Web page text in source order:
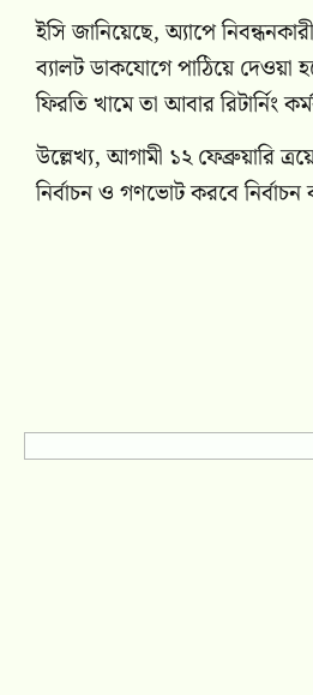
ইসি জানিয়েছে, অ্যাপে
ব্যালট ডাকযোগে পাঠিয়ে দেওয়া
ফিরতি খামে তা আবার রিটার্নিং
উল্লেখ্য, আগামী ১২ ফেব্রুয়ারি
নির্বাচন ও গণভোট করবে